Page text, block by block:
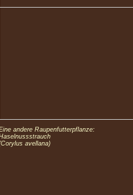
andere Raupenfutterpflanze:
avellana)